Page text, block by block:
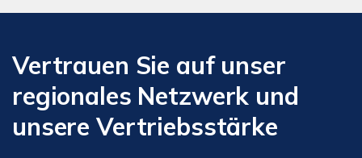
Vertrauen Sie auf unser
regionales Netzwerk und
unsere Vertriebsstärke